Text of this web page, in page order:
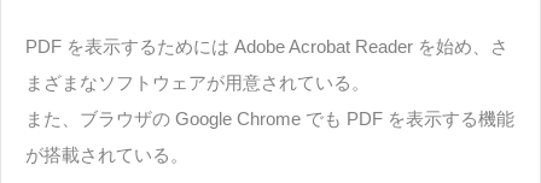
PDF を表示するためには Adobe Acrobat Reader を始め、さ
まざまなソフトウェアが用意されている。
また、ブラウザの Google Chrome でも PDF を表示する機能
が搭載されている。